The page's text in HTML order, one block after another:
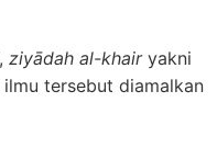
ziyādah al-khair yakni
tersebut diamalkan